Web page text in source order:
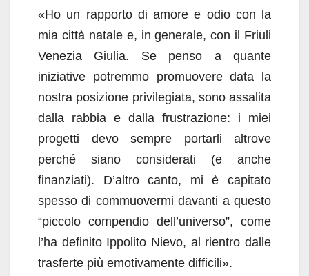
«Ho un rapporto di amore e odio con la
mia città natale e, in generale, con il Friuli
Venezia Giulia. Se penso a quante
iniziative potremmo promuovere data la
nostra posizione privilegiata, sono assalita
dalla rabbia e dalla frustrazione: i miei
progetti devo sempre portarli altrove
perché siano considerati (e anche
finanziati). D’altro canto, mi è capitato
spesso di commuovermi davanti a questo
“piccolo compendio dell’universo”, come
l’ha definito Ippolito Nievo, al rientro dalle
trasferte più emotivamente difficili».